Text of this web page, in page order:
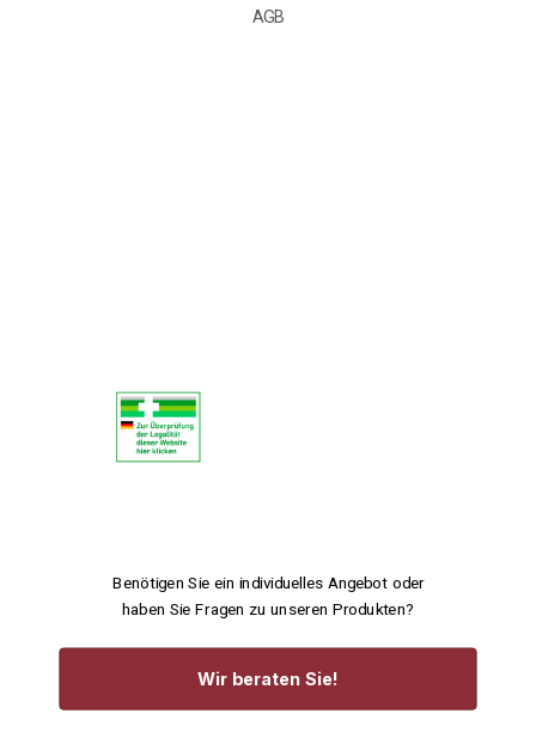
AGB
Benötigen Sie ein individuelles Angebot oder
haben Sie Fragen zu unseren Produkten?
Wir beraten Sie!